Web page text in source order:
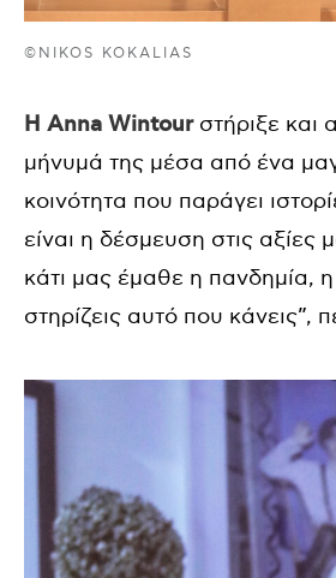
©NIKOS KOKALIAS
H Anna Wintourστήριξε και
μήνυμά της μέσα από ένα
κοινότητα που παράγει
είναι η δέσμευση στις
κάτι μας έμαθε η πανδημία,
στηρίζεις αυτό που